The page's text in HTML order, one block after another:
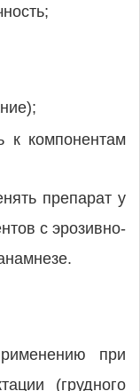
к компонентам
препарат у
с эрозивно-
при
(грудного